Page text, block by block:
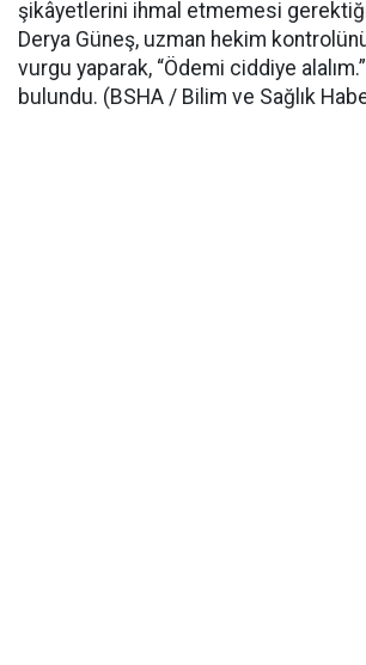
şikâyetlerini ihmal etmemesi
Derya Güneş, uzman hekim
vurgu yaparak, “Ödemi ciddiye
bulundu. (BSHA / Bilim ve Sağlık